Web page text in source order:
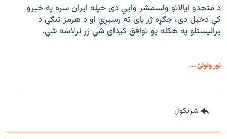
د متحدو ایالاتو ولسمشر وايي دی خپله ایران سره په خبرو
کې دخیل دی، جګړه ژر پای ته رسیږي او د هرمز تنګي د
پرانیستلو په هکله یو توافق کیدای شي ژر ترلاسه شي.
نور ولولئ ...
شريکول